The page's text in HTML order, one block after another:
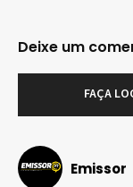
Emissor
Deixe um
FAÇA